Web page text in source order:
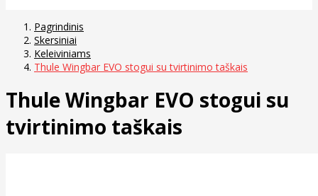
Pagrindinis
Skersiniai
Keleiviniams
Thule Wingbar EVO stogui su tvirtinimo taškais
Thule Wingbar EVO stogui su
tvirtinimo taškais